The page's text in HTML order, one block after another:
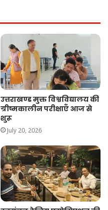
उत्तराखण्ड मुक्त विश्वविद्यालय की
ग्रीष्मकालीन परीक्षाएँ आज से
शुरू
July 20, 2026